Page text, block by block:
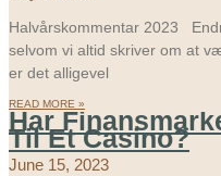
Halvårskommentar 2023
selvom vi altid skriver om at
er det alligevel
READ MORE »
Har
Til Et Casino?
June 15, 2023